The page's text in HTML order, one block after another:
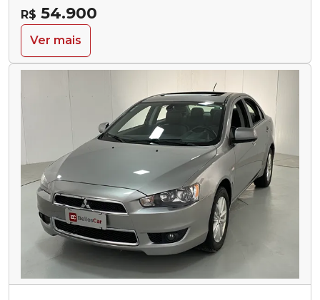
R$ 54.900
Ver mais